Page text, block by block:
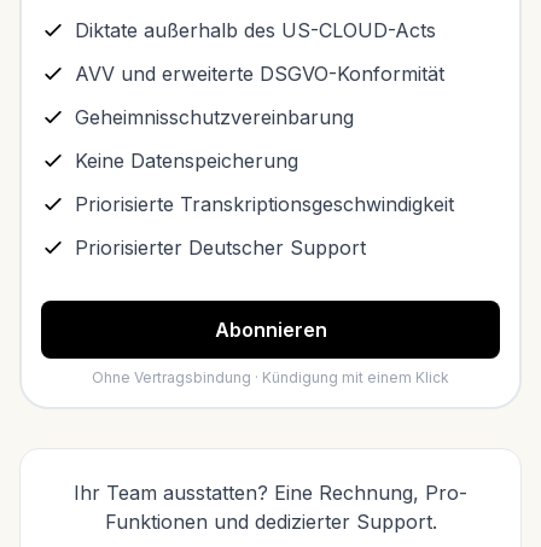
Diktate außerhalb des US-CLOUD-Acts
AVV und erweiterte DSGVO-Konformität
Geheimnisschutzvereinbarung
Keine Datenspeicherung
Priorisierte Transkriptionsgeschwindigkeit
Priorisierter Deutscher Support
Abonnieren
Ohne Vertragsbindung · Kündigung mit einem Klick
Ihr Team ausstatten? Eine Rechnung, Pro-
Funktionen und dedizierter Support.